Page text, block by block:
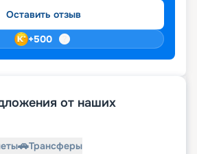
Оставить отзыв
+500
от наших
🚗Трансферы